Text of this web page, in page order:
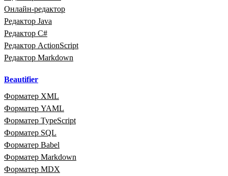
Онлайн‑редактор
Редактор Java
Редактор C#
Редактор ActionScript
Редактор Markdown
Beautifier
Форматер XML
Форматер YAML
Форматер TypeScript
Форматер SQL
Форматер Babel
Форматер Markdown
Форматер MDX